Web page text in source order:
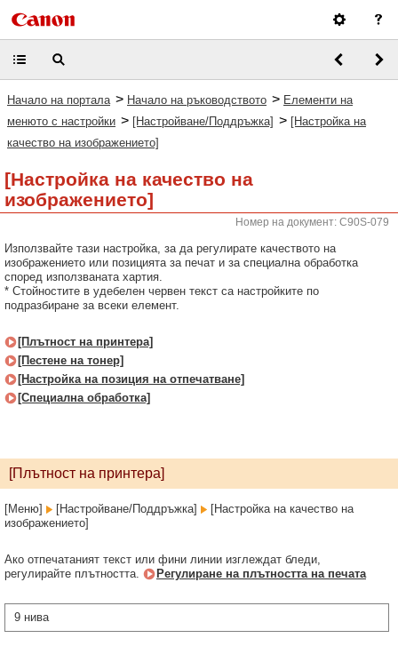
Начало на портала > Начало на ръководството > Елементи на
менюто с настройки > [Настройване/Поддръжка] > [Настройка на
качество на изображението]
[Настройка на качество на
изображението]
Номер на документ: C90S-079
Използвайте тази настройка, за да регулирате качеството на
изображението или позицията за печат и за специална обработка
според използваната хартия.
* Стойностите в удебелен червен текст са настройките по
подразбиране за всеки елемент.
[Плътност на принтера]
[Пестене на тонер]
[Настройка на позиция на отпечатване]
[Специална обработка]
[Плътност на принтера]
[Меню] [Настройване/Поддръжка]
[Настройка на качество на
изображението]
Ако отпечатаният текст или фини линии изглеждат бледи,
регулирайте плътността.
Регулиране на плътността на печата
9 нива